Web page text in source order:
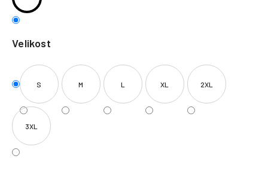
Velikost
S M L XL 2XL
3XL